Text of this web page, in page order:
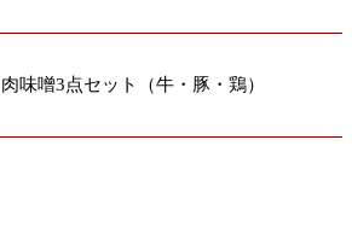
味噌3点セット（牛・豚・鶏）